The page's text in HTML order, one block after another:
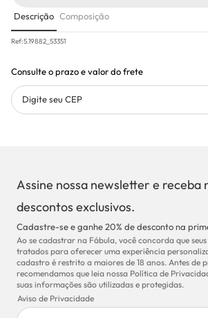
Descrição Composição
Ref:5.19882_53351
Consulte o prazo e valor do frete
Digite seu CEP
Assine nossa newsletter e receba
descontos exclusivos.
Cadastre-se e ganhe 20% de desconto na
Ao se cadastrar na Fábula, você concorda que
tratados para oferecer uma experiência
cadastro é restrito a maiores de 18 anos. Antes de
recomendamos que leia nossa Política de
suas informações são utilizadas e protegidas.
Aviso de Privacidade